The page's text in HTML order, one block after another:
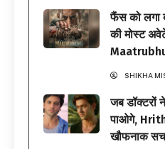
फैंस को लगा
की मोस्ट
SHIKHA
जब डॉक्टरों
पाओगे,
खौफनाक